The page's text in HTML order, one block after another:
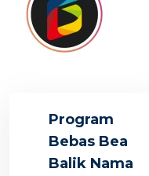
Program
Bebas Bea
Balik Nama